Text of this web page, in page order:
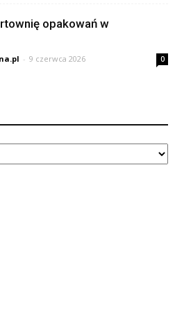
opakowań w
- 9 czerwca 2026 0